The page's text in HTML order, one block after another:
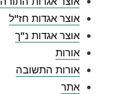
אוצר אגדות חז"ל
אוצר אגדות נ"ך
אורות
אורות התשובה
אתר